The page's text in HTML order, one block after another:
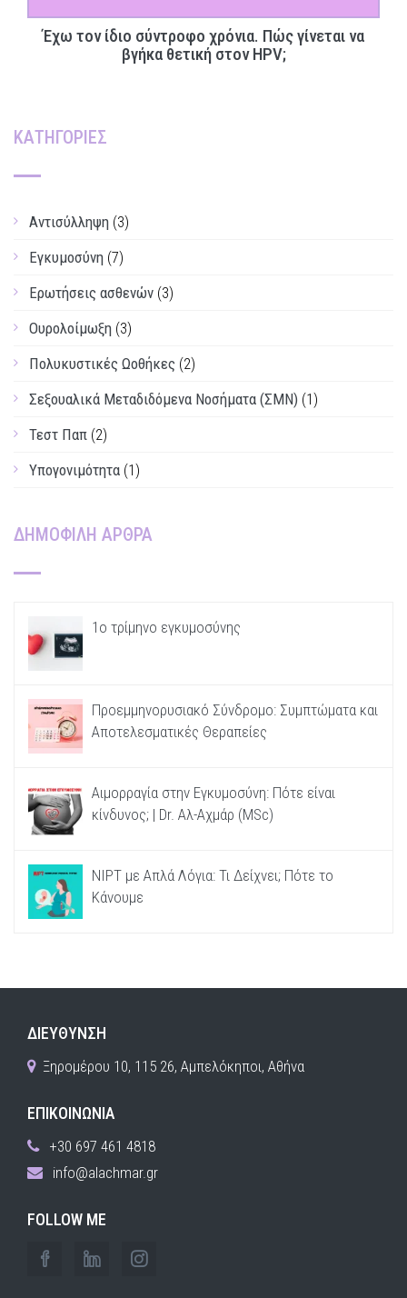
Έχω τον ίδιο σύντροφο χρόνια. Πώς γίνεται να
βγήκα θετική στον HPV;
ΚΑΤΗΓΟΡΙΕΣ
Αντισύλληψη (3)
Εγκυμοσύνη (7)
Ερωτήσεις ασθενών (3)
Ουρολοίμωξη (3)
Πολυκυστικές Ωοθήκες (2)
Σεξουαλικά Μεταδιδόμενα Νοσήματα (ΣΜΝ) (1)
Τεστ Παπ (2)
Υπογονιμότητα (1)
ΔΗΜΟΦΙΛΗ ΑΡΘΡΑ
1ο τρίμηνο εγκυμοσύνης
Προεμμηνορυσιακό Σύνδρομο: Συμπτώματα και
Αποτελεσματικές Θεραπείες
Αιμορραγία στην Εγκυμοσύνη: Πότε είναι
κίνδυνος; | Dr. Αλ-Αχμάρ (MSc)
NIPT με Απλά Λόγια: Τι Δείχνει; Πότε το
Κάνουμε
ΔΙΕΥΘΥΝΣΗ
Ξηρομέρου 10, 115 26, Αμπελόκηποι, Αθήνα
ΕΠΙΚΟΙΝΩΝΙΑ
+30 697 461 4818
info@alachmar.gr
FOLLOW ME